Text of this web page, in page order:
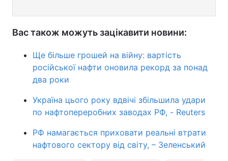
Вас також можуть зацікавити новини:
Ще більше грошей на війну: вартість
російської нафти оновила рекорд за понад
два роки
Україна цього року вдвічі збільшила удари
по нафтопереробних заводах РФ, - Reuters
РФ намагається приховати реальні втрати
нафтового сектору від світу, – Зеленський